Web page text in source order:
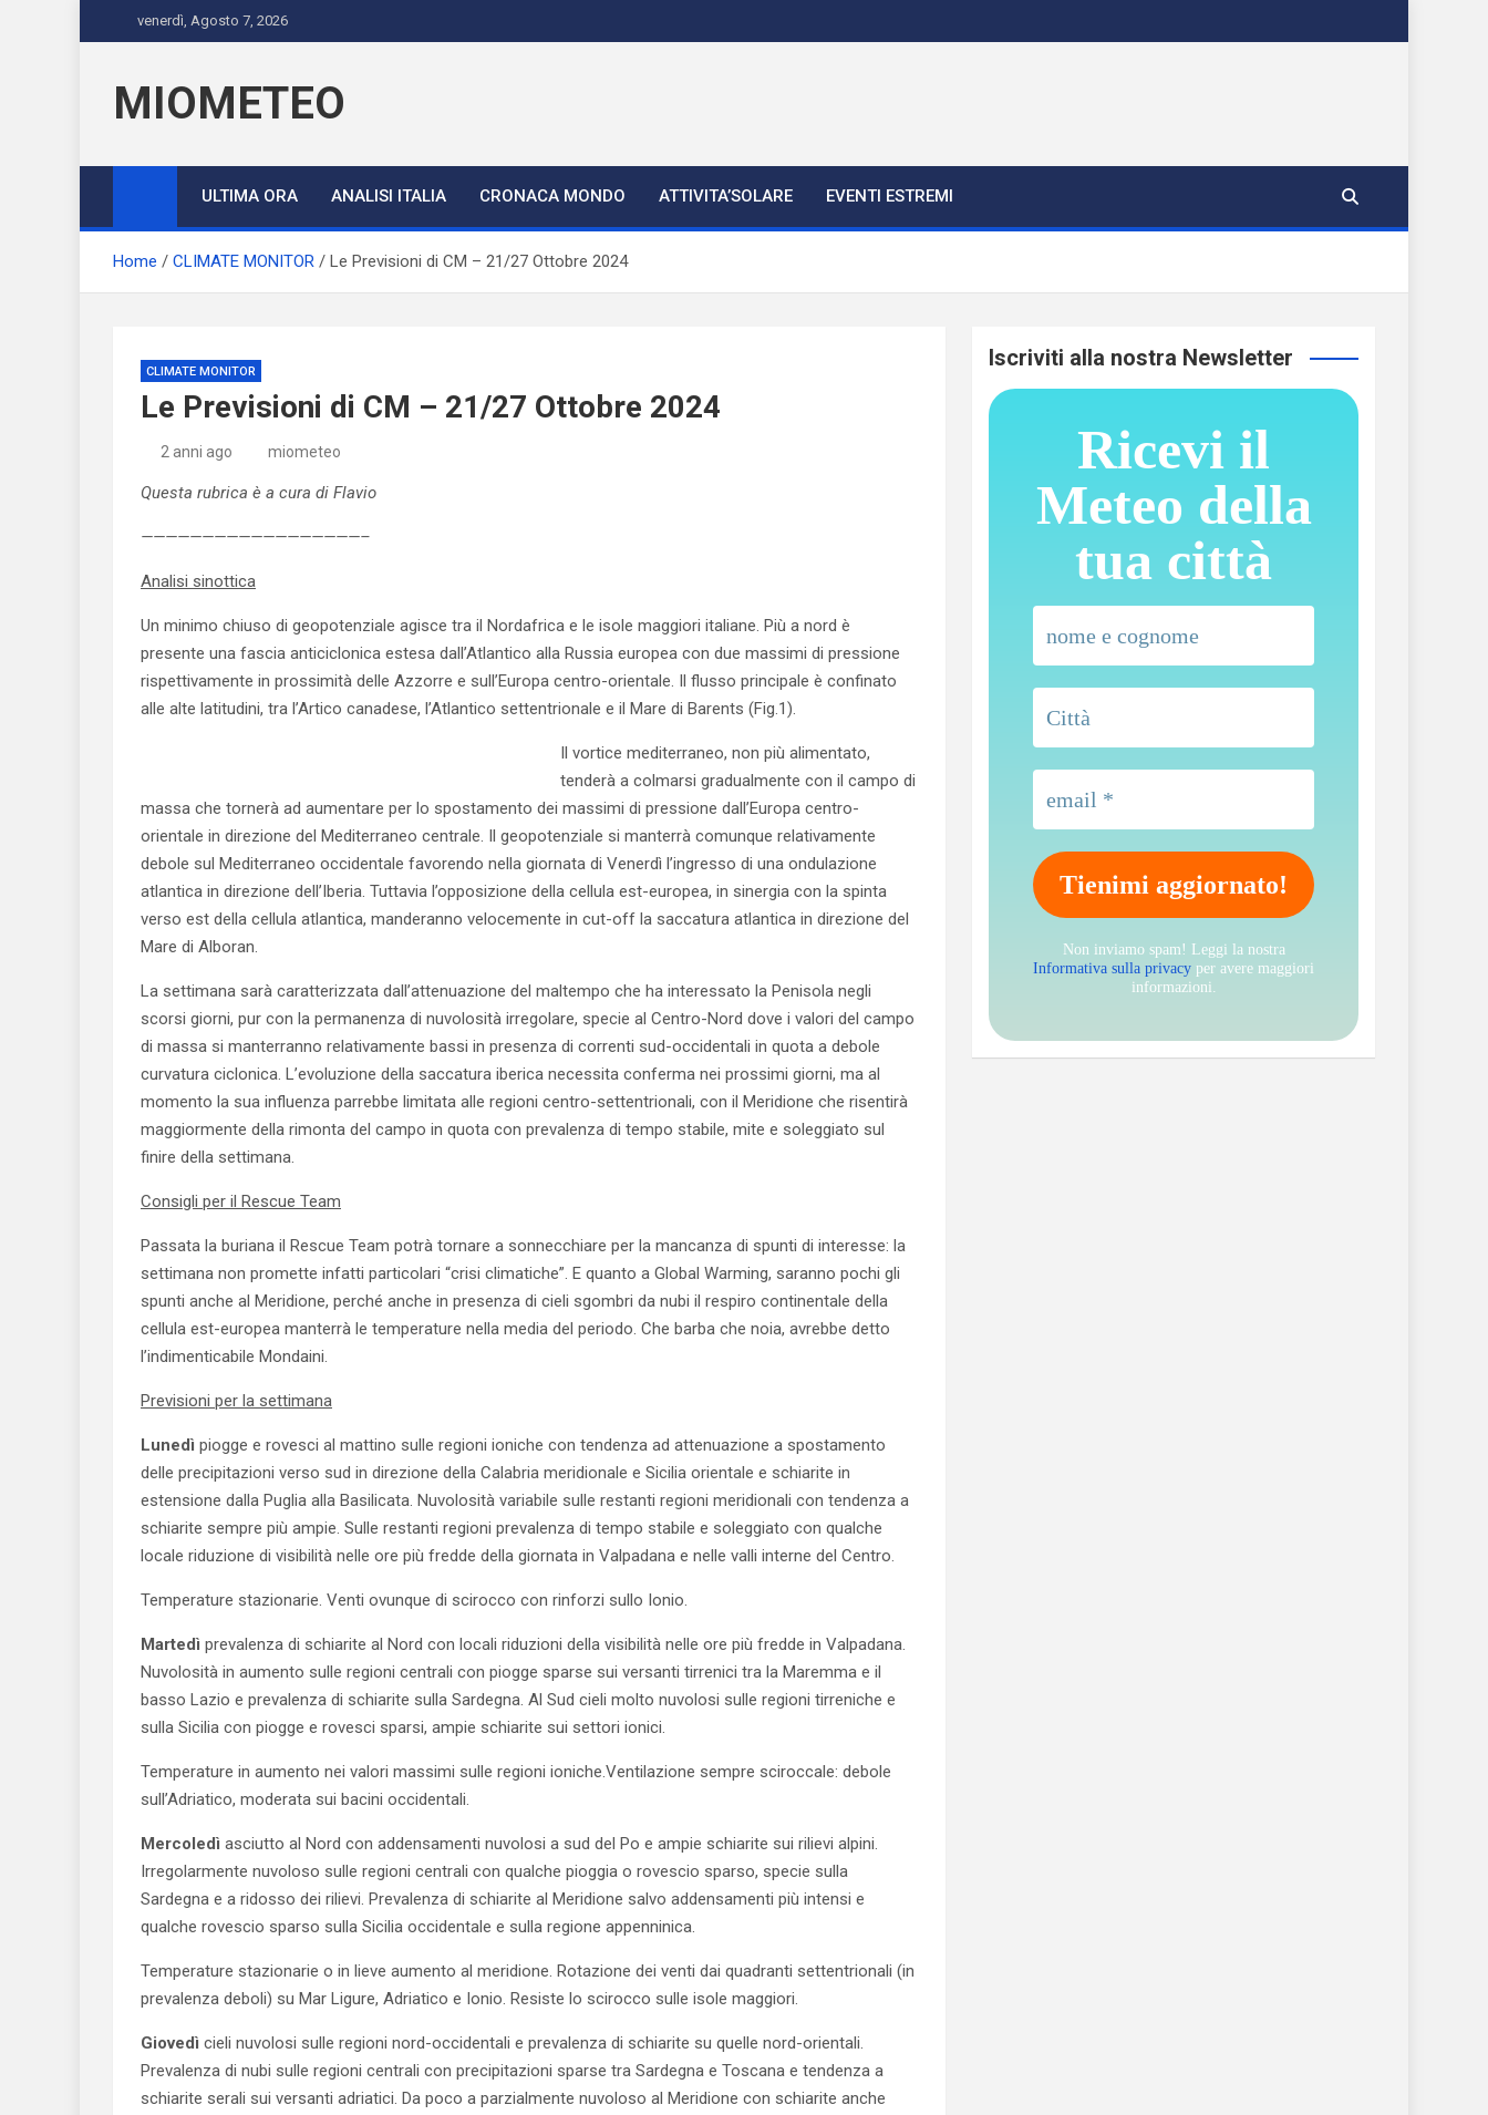
to
venerdì, Agosto 7, 2026
MIOMETEO
ULTIMA ORA ANALISI ITALIA CRONACA MONDO ATTIVITA’SOLARE EVENTI ESTREMI
Home CLIMATE MONITOR Le Previsioni di CM – 21/27 Ottobre 2024
CLIMATE MONITOR
Le Previsioni di CM – 21/27 Ottobre 2024
2 anni ago miometeo
Questa rubrica è a cura di Flavio
——————————————————–
Analisi sinottica
Un minimo chiuso di geopotenziale agisce tra il Nordafrica e le isole maggiori italiane. Più a nord è
presente una fascia anticiclonica estesa dall’Atlantico alla Russia europea con due massimi di pressione
rispettivamente in prossimità delle Azzorre e sull’Europa centro-orientale. Il flusso principale è confinato
alle alte latitudini, tra l’Artico canadese, l’Atlantico settentrionale e il Mare di Barents (Fig.1).
Il vortice mediterraneo, non più alimentato,
tenderà a colmarsi gradualmente con il campo di
massa che tornerà ad aumentare per lo spostamento dei massimi di pressione dall’Europa centro-
orientale in direzione del Mediterraneo centrale. Il geopotenziale si manterrà comunque relativamente
debole sul Mediterraneo occidentale favorendo nella giornata di Venerdì l’ingresso di una ondulazione
atlantica in direzione dell’Iberia. Tuttavia l’opposizione della cellula est-europea, in sinergia con la spinta
verso est della cellula atlantica, manderanno velocemente in cut-off la saccatura atlantica in direzione del
Mare di Alboran.
La settimana sarà caratterizzata dall’attenuazione del maltempo che ha interessato la Penisola negli
scorsi giorni, pur con la permanenza di nuvolosità irregolare, specie al Centro-Nord dove i valori del campo
di massa si manterranno relativamente bassi in presenza di correnti sud-occidentali in quota a debole
curvatura ciclonica. L’evoluzione della saccatura iberica necessita conferma nei prossimi giorni, ma al
momento la sua influenza parrebbe limitata alle regioni centro-settentrionali, con il Meridione che risentirà
maggiormente della rimonta del campo in quota con prevalenza di tempo stabile, mite e soleggiato sul
finire della settimana.
Consigli per il Rescue Team
Passata la buriana il Rescue Team potrà tornare a sonnecchiare per la mancanza di spunti di interesse: la
settimana non promette infatti particolari “crisi climatiche”. E quanto a Global Warming, saranno pochi gli
spunti anche al Meridione, perché anche in presenza di cieli sgombri da nubi il respiro continentale della
cellula est-europea manterrà le temperature nella media del periodo. Che barba che noia, avrebbe detto
l’indimenticabile Mondaini.
Previsioni per la settimana
Lunedì piogge e rovesci al mattino sulle regioni ioniche con tendenza ad attenuazione a spostamento
delle precipitazioni verso sud in direzione della Calabria meridionale e Sicilia orientale e schiarite in
estensione dalla Puglia alla Basilicata. Nuvolosità variabile sulle restanti regioni meridionali con tendenza a
schiarite sempre più ampie. Sulle restanti regioni prevalenza di tempo stabile e soleggiato con qualche
locale riduzione di visibilità nelle ore più fredde della giornata in Valpadana e nelle valli interne del Centro.
Temperature stazionarie. Venti ovunque di scirocco con rinforzi sullo Ionio.
Martedì prevalenza di schiarite al Nord con locali riduzioni della visibilità nelle ore più fredde in Valpadana.
Nuvolosità in aumento sulle regioni centrali con piogge sparse sui versanti tirrenici tra la Maremma e il
basso Lazio e prevalenza di schiarite sulla Sardegna. Al Sud cieli molto nuvolosi sulle regioni tirreniche e
sulla Sicilia con piogge e rovesci sparsi, ampie schiarite sui settori ionici.
Temperature in aumento nei valori massimi sulle regioni ioniche.Ventilazione sempre sciroccale: debole
sull’Adriatico, moderata sui bacini occidentali.
Mercoledì asciutto al Nord con addensamenti nuvolosi a sud del Po e ampie schiarite sui rilievi alpini.
Irregolarmente nuvoloso sulle regioni centrali con qualche pioggia o rovescio sparso, specie sulla
Sardegna e a ridosso dei rilievi. Prevalenza di schiarite al Meridione salvo addensamenti più intensi e
qualche rovescio sparso sulla Sicilia occidentale e sulla regione appenninica.
Temperature stazionarie o in lieve aumento al meridione. Rotazione dei venti dai quadranti settentrionali (in
prevalenza deboli) su Mar Ligure, Adriatico e Ionio. Resiste lo scirocco sulle isole maggiori.
Giovedì cieli nuvolosi sulle regioni nord-occidentali e prevalenza di schiarite su quelle nord-orientali.
Prevalenza di nubi sulle regioni centrali con precipitazioni sparse tra Sardegna e Toscana e tendenza a
schiarite serali sui versanti adriatici. Da poco a parzialmente nuvoloso al Meridione con schiarite anche
Iscriviti alla nostra Newsletter
Ricevi il
Meteo della
tua città
Non inviamo spam! Leggi la nostra
Informativa sulla privacy per avere maggiori
informazioni.